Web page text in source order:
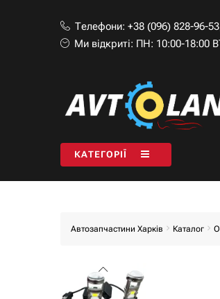
Телефони: +38 (096) 828-96-53
Ми відкриті: ПН: 10:00-18:00
КАТЕГОРІЇ
Автозапчастини Харків Каталог